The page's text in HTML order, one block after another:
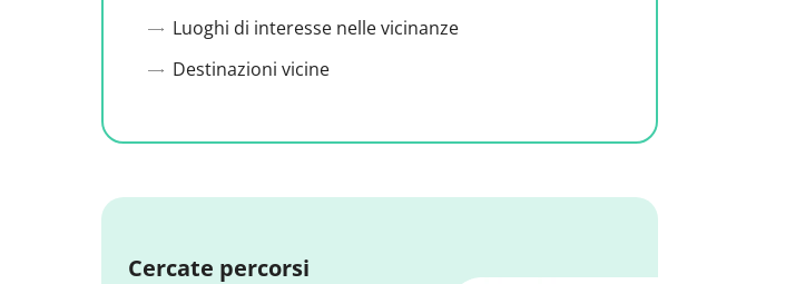
Luoghi di interesse nelle vicinanze
Destinazioni vicine
Cercate percorsi